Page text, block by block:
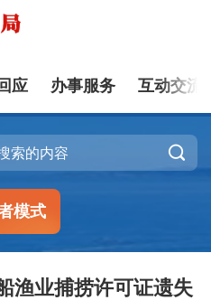
应 办事服务 互动交流

模式
渔业捕捞许可证遗失